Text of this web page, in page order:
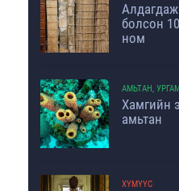
Алдагдаж
болсон
ном
АМЬТАН,
Хамгийн
амьтан
ХҮМҮҮС